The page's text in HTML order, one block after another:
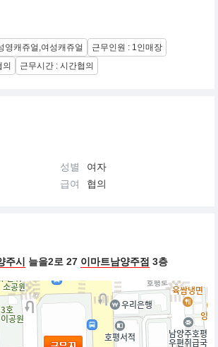
사합니다
영캐쥬얼,여성캐쥬얼
근무인원 : 1인매장
근무시간 : 시간협의
성별
여자
급여 협의
주시 늘을2로 27 이마트남양주점 3층